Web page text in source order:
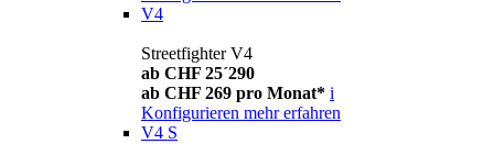
V4
Streetfighter V4
ab CHF 25´290
ab CHF 269 pro Monat* i
Konfigurieren mehr erfahren
V4 S